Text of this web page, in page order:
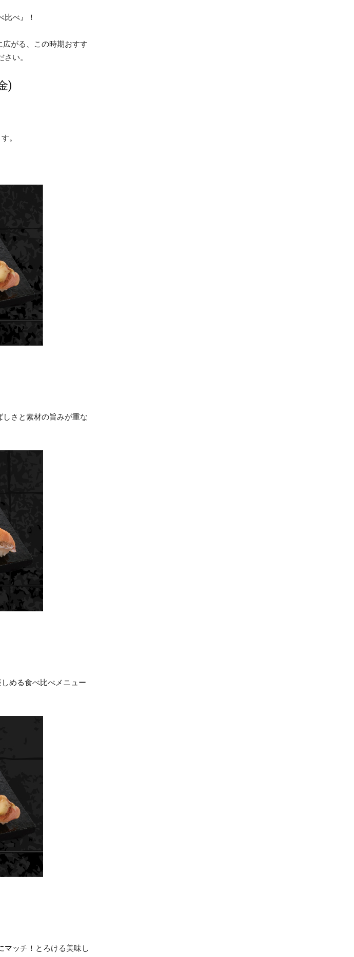
べ』！
がる、この時期おすす
い。
)
。
さと素材の旨みが重な
める食べ比べメニュー
マッチ！とろける美味し